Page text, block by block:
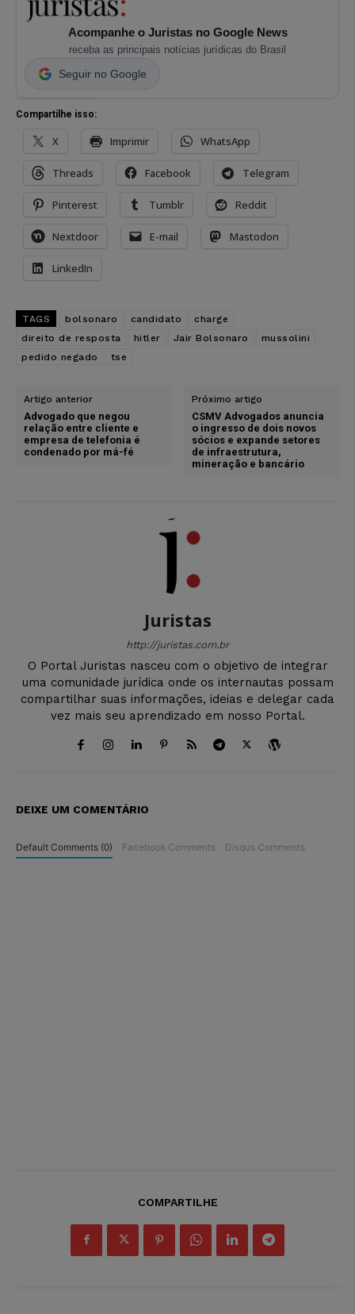
Acompanhe o Juristas no Google News
receba as principais notícias jurídicas do Brasil
Seguir no Google
Compartilhe isso:
X Imprimir WhatsApp
Threads Facebook Telegram
Pinterest Tumblr Reddit
Nextdoor E-mail Mastodon
LinkedIn
TAGS bolsonaro candidato
charge
direito de resposta
hitler Jair Bolsonaro
mussolini
pedido negado
tse
Artigo anterior
Advogado que negou
relação entre cliente e
empresa de telefonia é
condenado por má-fé
Próximo artigo
CSMV Advogados anuncia
o ingresso de dois novos
sócios e expande setores
de infraestrutura,
mineração e bancário
Juristas
http://juristas.com.br
O Portal Juristas nasceu com o objetivo de integrar
uma comunidade jurídica onde os internautas possam
compartilhar suas informações, ideias e delegar cada
vez mais seu aprendizado em nosso Portal.
DEIXE UM COMENTÁRIO
Default Comments (0) Facebook Comments Disqus Comments
COMPARTILHE